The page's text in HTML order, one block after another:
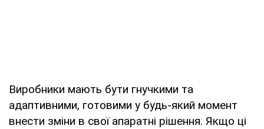
Виробники мають бути гнучкими та
адаптивними, готовими у будь-який момент
внести зміни в свої апаратні рішення. Якщо ці